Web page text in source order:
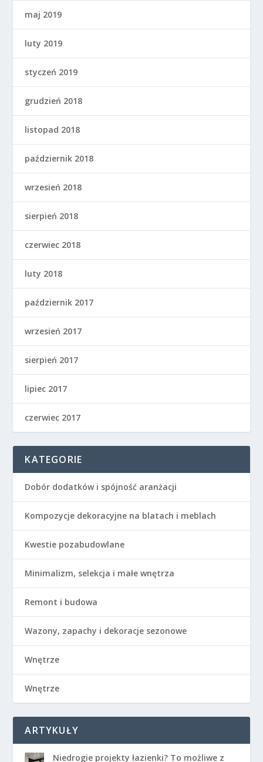
maj 2019
luty 2019
styczeń 2019
grudzień 2018
listopad 2018
październik 2018
wrzesień 2018
sierpień 2018
czerwiec 2018
luty 2018
październik 2017
wrzesień 2017
sierpień 2017
lipiec 2017
czerwiec 2017
KATEGORIE
Dobór dodatków i spójność aranżacji
Kompozycje dekoracyjne na blatach i meblach
Kwestie pozabudowlane
Minimalizm, selekcja i małe wnętrza
Remont i budowa
Wazony, zapachy i dekoracje sezonowe
Wnętrze
Wnętrze
ARTYKUŁY
Niedrogie projekty łazienki? To możliwe z